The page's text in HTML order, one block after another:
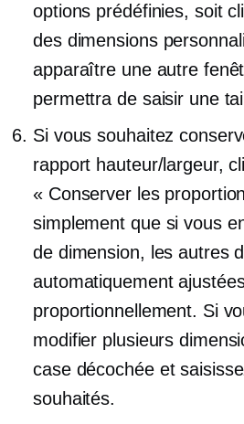
options prédéfinies, soit
des dimensions
apparaître une autre
permettra de saisir une
Si vous souhaitez
rapport hauteur/largeur,
« Conserver les
simplement que si vous
de dimension, les autres
automatiquement
proportionnellement. Si
modifier plusieurs
case décochée et
souhaités.